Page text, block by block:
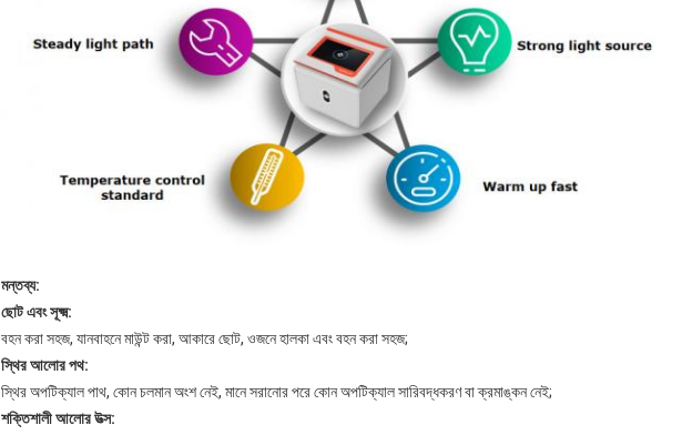
মন্তব্য:
ছোট এবং সূক্ষ্ম:
বহন করা সহজ, যানবাহনে মাউন্ট করা, আকারে ছোট, ওজনে হালকা এবং বহন করা সহজ;
স্থির আলোর পথ:
স্থির অপটিক্যাল পাথ, কোন চলমান অংশ নেই, মানে সরানোর পরে কোন অপটিক্যাল সারিবদ্ধকরণ বা ক্রমাঙ্কন নেই;
শক্তিশালী আলোর উত্স: